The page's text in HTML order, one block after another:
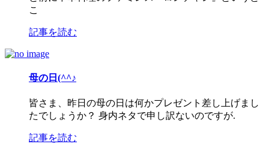
こ
記事を読む
母の日(^^♪
皆さま、昨日の母の日は何かプレゼント差し上げまし
たでしょうか？ 身内ネタで申し訳ないのですが.
記事を読む